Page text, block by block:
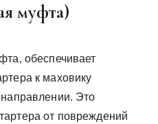
муфта)
обеспечивает
к маховику
Это
от повреждений